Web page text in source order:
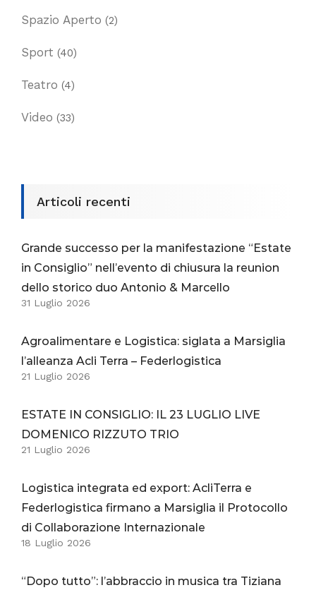
Spazio Aperto (2)
Sport (40)
Teatro (4)
Video (33)
Articoli recenti
Grande successo per la manifestazione “Estate
in Consiglio” nell’evento di chiusura la reunion
dello storico duo Antonio & Marcello
31 Luglio 2026
Agroalimentare e Logistica: siglata a Marsiglia
l’alleanza Acli Terra – Federlogistica
21 Luglio 2026
ESTATE IN CONSIGLIO: IL 23 LUGLIO LIVE
DOMENICO RIZZUTO TRIO
21 Luglio 2026
Logistica integrata ed export: AcliTerra e
Federlogistica firmano a Marsiglia il Protocollo
di Collaborazione Internazionale
18 Luglio 2026
“Dopo tutto”: l’abbraccio in musica tra Tiziana